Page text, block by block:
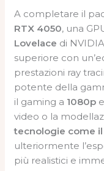
A completare il
RTX 4050, una
Lovelace di
superiore con
prestazioni ray
potente della
il gaming a 1080p
video o la
tecnologie come il
ulteriormente
più realistici e